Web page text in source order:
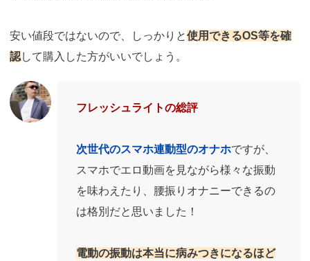
安い値段ではないので、しっかりと使用できるOS等を確
認して購入した方がいいでしょう。
フレッシュライトの総評
次世代のスマホ連動型のオナホですが、
スマホでエロ動画を見ながら様々な振動
を味わえたり、腰振りオナニーできるの
は格別だと思いました！
電動の振動は本当に病みつきになるほど